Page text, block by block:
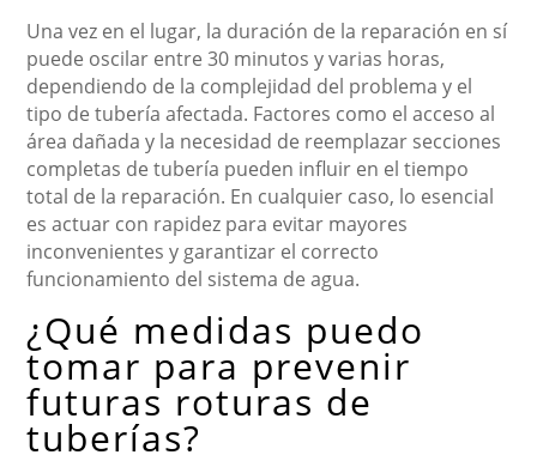
Una vez en el lugar, la duración de la reparación en sí
puede oscilar entre 30 minutos y varias horas,
dependiendo de la complejidad del problema y el
tipo de tubería afectada. Factores como el acceso al
área dañada y la necesidad de reemplazar secciones
completas de tubería pueden influir en el tiempo
total de la reparación. En cualquier caso, lo esencial
es actuar con rapidez para evitar mayores
inconvenientes y garantizar el correcto
funcionamiento del sistema de agua.
¿Qué medidas puedo
tomar para prevenir
futuras roturas de
tuberías?